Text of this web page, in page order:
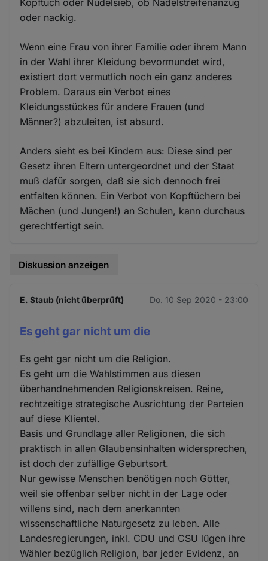
oder nackig.
Wenn eine Frau von ihrer Familie oder ihrem Mann
in der Wahl ihrer Kleidung bevormundet wird,
existiert dort vermutlich noch ein ganz anderes
Problem. Daraus ein Verbot eines
Kleidungsstückes für andere Frauen (und
Männer?) abzuleiten, ist absurd.
Anders sieht es bei Kindern aus: Diese sind per
Gesetz ihren Eltern untergeordnet und der Staat
muß dafür sorgen, daß sie sich dennoch frei
entfalten können. Ein Verbot von Kopftüchern bei
Mächen (und Jungen!) an Schulen, kann durchaus
gerechtfertigt sein.
Diskussion anzeigen
E. Staub (nicht überprüft) Do. 10 Sep 2020 - 23:00
Es geht gar nicht um die
Es geht gar nicht um die Religion.
Es geht um die Wahlstimmen aus diesen
überhandnehmenden Religionskreisen. Reine,
rechtzeitige strategische Ausrichtung der Parteien
auf diese Klientel.
Basis und Grundlage aller Religionen, die sich
praktisch in allen Glaubensinhalten widersprechen,
ist doch der zufällige Geburtsort.
Nur gewisse Menschen benötigen noch Götter,
weil sie offenbar selber nicht in der Lage oder
willens sind, nach dem anerkannten
wissenschaftliche Naturgesetz zu leben. Alle
Landesregierungen, inkl. CDU und CSU lügen ihre
Wähler bezüglich Religion, bar jeder Evidenz, an